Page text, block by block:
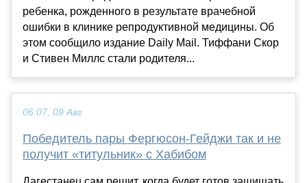
ребенка, рожденного в результате врачебной
ошибки в клинике репродуктивной медицины. Об
этом сообщило издание Daily Mail. Тиффани Скор
и Стивен Миллс стали родителя...
06:07, 09 Авг
Победитель пары Фергюсон-Гейджи так и не
получит «титульник» с Хабибом